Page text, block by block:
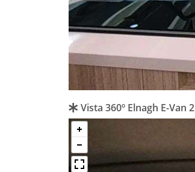
Vista 360º Elnagh E-Van 2